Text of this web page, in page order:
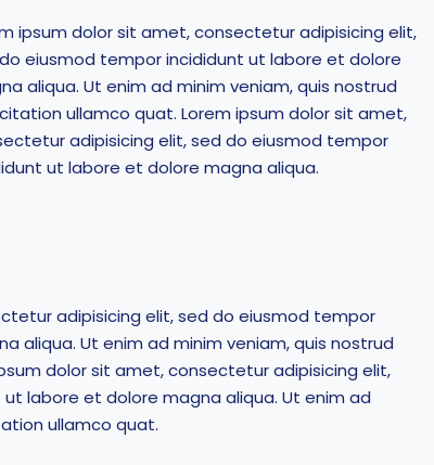
ipsum dolor sit amet, consectetur adipisicing elit,
eiusmod tempor incididunt ut labore et dolore
aliqua. Ut enim ad minim veniam, quis nostrud
ullamco quat. Lorem ipsum dolor sit amet,
adipisicing elit, sed do eiusmod tempor
ut labore et dolore magna aliqua.
adipisicing elit, sed do eiusmod tempor
aliqua. Ut enim ad minim veniam, quis nostrud
dolor sit amet, consectetur adipisicing elit,
labore et dolore magna aliqua. Ut enim ad
ullamco quat.